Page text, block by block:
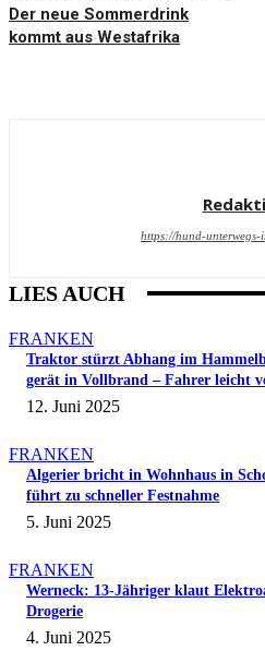
Der neue Sommerdrink
kommt aus Westafrika
https://hund-unterwegs-
LIES AUCH
FRANKEN
Traktor stürzt Abhang im
gerät in Vollbrand – Fahrer leicht
12. Juni 2025
FRANKEN
Algerier bricht in Wohnhaus in
führt zu schneller Festnahme
5. Juni 2025
FRANKEN
Werneck: 13-Jähriger klaut
Drogerie
4. Juni 2025